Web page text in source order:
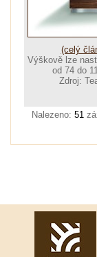
(celý
Výškově lze
od 74 do
Zdroj:
Nalezeno: 51